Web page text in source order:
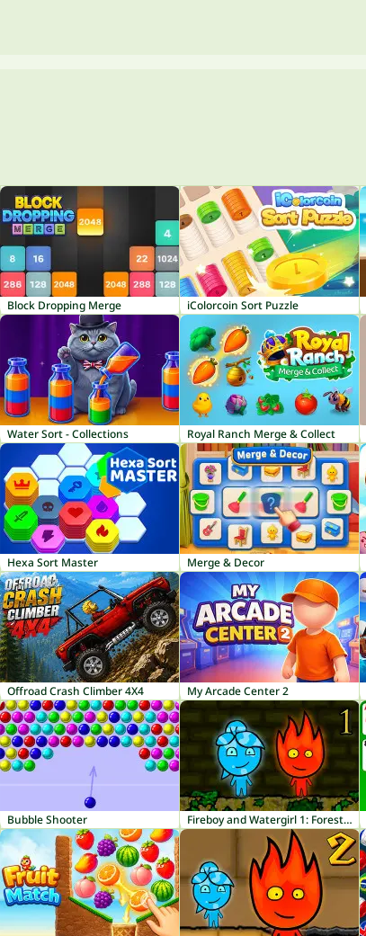
Block Dropping Merge iColorcoin Sort Puzzle
Water Sort - Collections Royal Ranch Merge & Collect
Hexa Sort Master Merge & Decor
Offroad Crash Climber 4X4 My Arcade Center 2
Bubble Shooter Fireboy and Watergirl 1: Forest Temple